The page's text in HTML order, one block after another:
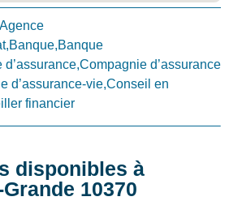
Agence
d’assurance
d’assurance-vie,Conseil en
financier
disponibles à
10370